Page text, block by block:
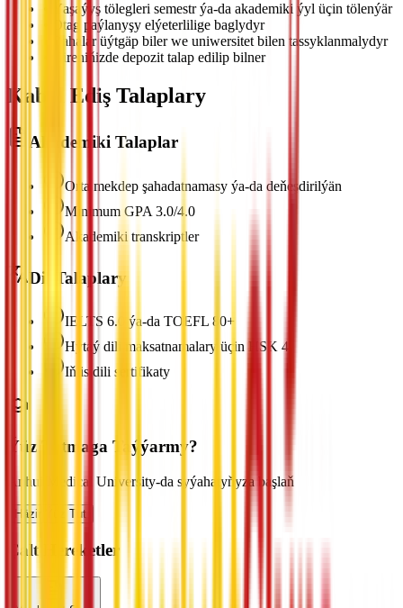
Ýaşaýyş tölegleri semestr ýa-da akademiki ýyl üçin tölenýär
Otag paýlanyşy elýeterlilige baglydyr
Bahalar üýtgäp biler we uniwersitet bilen tassyklanmalydyr
Gireniňizde depozit talap edilip bilner
Kabul Ediş Talaplary
Akademiki Talaplar
Orta mekdep şahadatnamasy ýa-da deňeşdirilýän
Minimum GPA 3.0/4.0
Akademiki transkriptler
Dil Talaplary
IELTS 6.0 ýa-da TOEFL 80+
Hytaý dili maksatnamalary üçin HSK 4
Iňlis dili sertifikaty
Ýüz Tutmaga Taýýarmy?
Anhui Medical University-da syýahatyňyza başlaň
Häzir Ýüz Tut
Çalt Hereketler